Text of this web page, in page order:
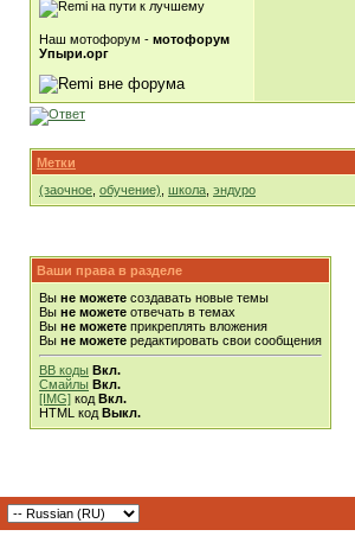
Наш мотофорум - мотофорум
Упыри.орг
Метки
(заочное обучение) школа эндуро
Ваши права в разделе
Вы не можете создавать новые темы
Вы не можете отвечать в темах
Вы не можете прикреплять вложения
Вы не можете редактировать свои сообщения
BB коды Вкл.
Смайлы Вкл.
[IMG] код Вкл.
HTML код Выкл.